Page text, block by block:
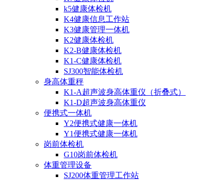
k5健康体检机
K4健康信息工作站
K3健康管理一体机
K2健康体检机
K2-B健康体检机
K1-C健康体检机
SJ300智能体检机
身高体重秤
K1-A超声波身高体重仪（折叠式）
K1-D超声波身高体重仪
便携式一体机
Y2便携式健康一体机
Y1便携式健康一体机
岗前体检机
G10岗前体检机
体重管理设备
SJ200体重管理工作站